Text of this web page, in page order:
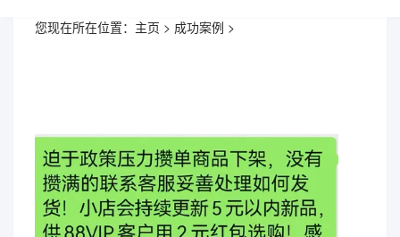
您现在所在位置： 主页 > 成功案例 >